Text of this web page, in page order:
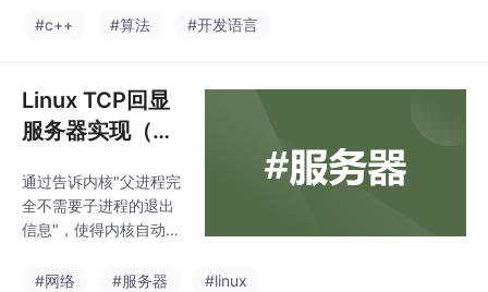
hared_ptr的问题。直接
通过继承enable_share
d_from_this并调用shar
ed_from_this()，可获取
控制块的指针。使用时
需确保对象已被shared
_
#c++ #算法 #开发语言
Linux TCP回显
服务器实现（de
代码）
通过告诉内核"父进程完
全不需要子进程的退出
信息"，使得内核自动回
从而从根本上避免了僵
#网络 #服务器 #linux